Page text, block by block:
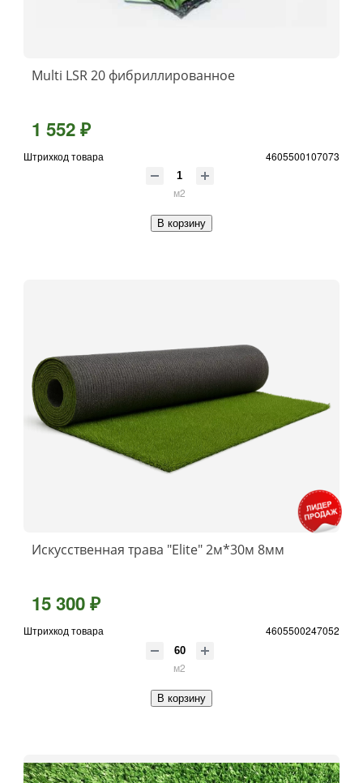
Multi LSR 20 фибриллированное
1 552 ₽
Штрихкод товара 4605500107073
м2
В корзину
Искусственная трава "Elite" 2м*30м 8мм
15 300 ₽
Штрихкод товара 4605500247052
м2
В корзину